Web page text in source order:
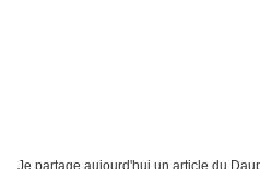
Je partage aujourd'hui un article du